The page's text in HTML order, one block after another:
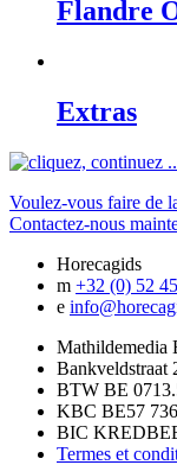
Flandre
Extras
Voulez-vous faire de
Contactez-nous
Horecagids
m +32 (0) 52
e
Mathildemedia
Bankveldstraat
BTW BE
KBC BE57
BIC
Termes et